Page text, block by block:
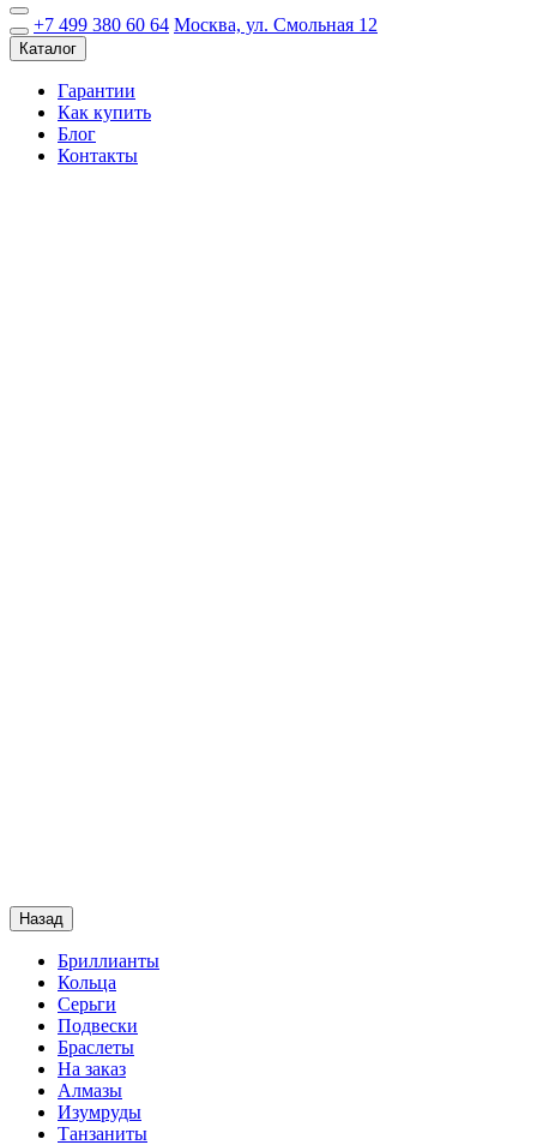
+7 499 380 60 64 Москва, ул. Смольная 12
Каталог
Гарантии
Как купить
Блог
Контакты
Назад
Бриллианты
Кольца
Серьги
Подвески
Браслеты
На заказ
Алмазы
Изумруды
Танзаниты